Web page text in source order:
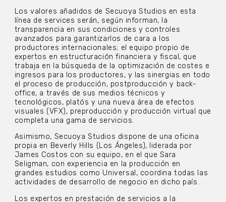
Los valores añadidos de Secuoya Studios en esta
línea de services serán, según informan, la
transparencia en sus condiciones y controles
avanzados para garantizarlos de cara a los
productores internacionales; el equipo propio de
expertos en estructuración financiera y fiscal, que
trabaja en la búsqueda de la optimización de costes e
ingresos para los productores, y las sinergias en todo
el proceso de producción, postproducción y back-
office, a través de sus medios técnicos y
tecnológicos, platós y una nueva área de efectos
visuales (VFX), preproducción y producción virtual que
completa una gama de servicios.
Asimismo, Secuoya Studios dispone de una oficina
propia en Beverly Hills (Los Ángeles), liderada por
James Costos con su equipo, en el que Sara
Seligman, con experiencia en la producción en
grandes estudios como Universal, coordina todas las
actividades de desarrollo de negocio en dicho país.
Los expertos en prestación de servicios a la